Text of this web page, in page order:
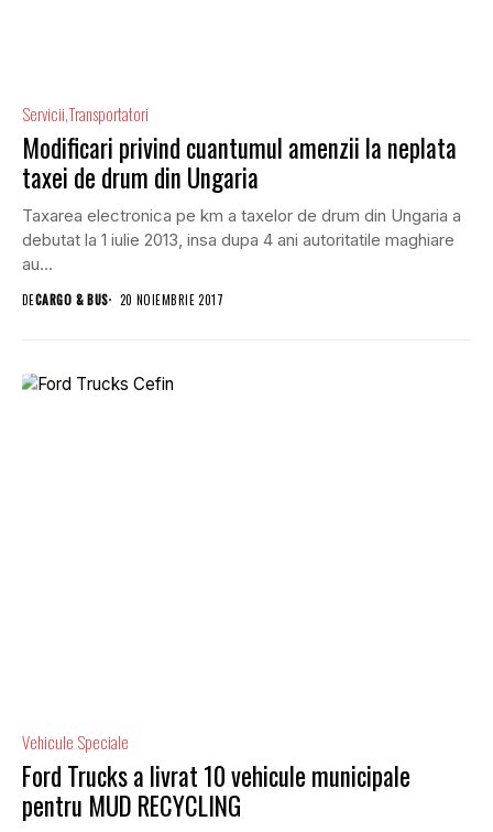
ServiciiTransportatori
Modificari privind cuantumul amenzii la neplata
taxei de drum din Ungaria
Taxarea electronica pe km a taxelor de drum din Ungaria a
debutat la 1 iulie 2013, insa dupa 4 ani autoritatile maghiare
au...
DECARGO & BUS 20 NOIEMBRIE 2017
Vehicule Speciale
Ford Trucks a livrat 10 vehicule municipale
pentru MUD RECYCLING